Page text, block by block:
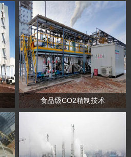
食品级CO2精制技术